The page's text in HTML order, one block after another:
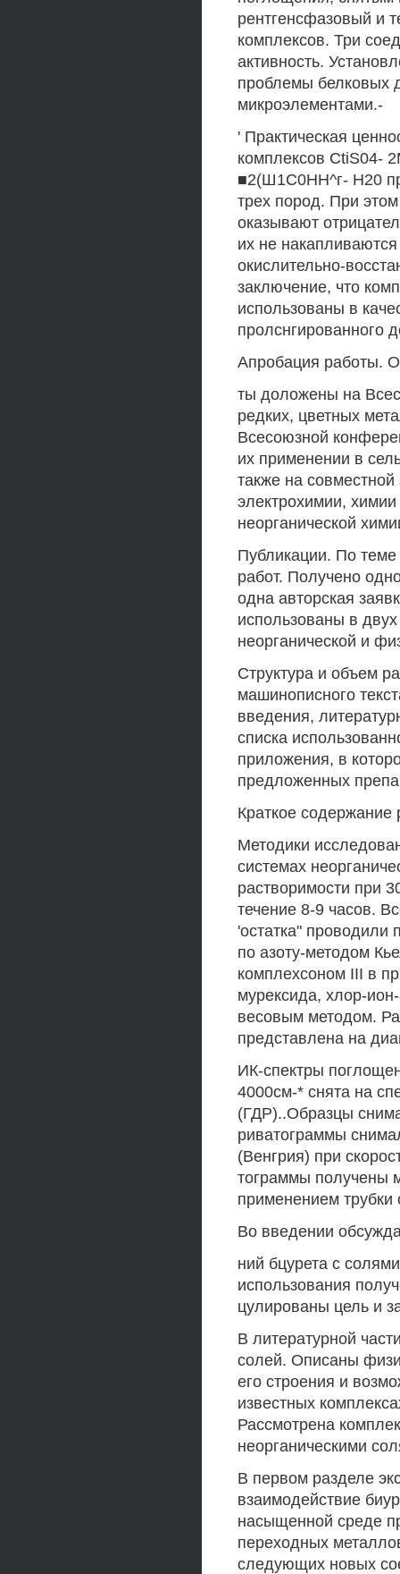
рентгенсфазовый и
комплексов. Три
активность.
проблемы белковых
микроэлементами.-
' Практическая
комплексов CtiS04-
■2(Ш1С0НН^г- Н20
трех пород. При
оказывают
их не
окислительно-
заключение, что
использованы в
пролснгированного
Апробация работы.
ты доложены на
редких, цветных
Всесоюзной
их применении в
также на
электрохимии,
неорганической
Публикации. По
работ. Получено
одна авторская
использованы в двух
неорганической и
Структура и объем
машинописного
введения,
списка
приложения, в
предложенных
Краткое содержание
Методики
системах
растворимости при
течение 8-9 часов.
'остатка"
по азоту-методом
комплехсоном III в
мурексида, хлор-
весовым методом.
представлена на
ИК-спектры
4000см-* снята на
(ГДР)..Образцы
риватограммы
(Венгрия) при
тограммы получены
применением
Во введении
ний бцурета с
использования
цулированы цель и
В литературной
солей. Описаны
его строения и
известных
Рассмотрена
неорганическими
В первом разделе
взаимодействие
насыщенной среде
переходных
следующих новых